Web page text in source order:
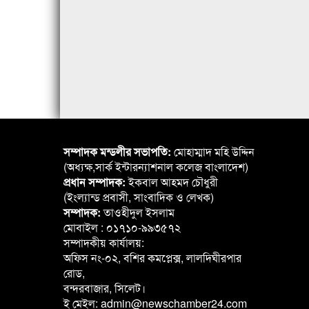
সম্পাদক মন্ডলীর সভাপতি: মোহাম্মাদ মহি উদ্দিন
(অধ্যক্ষ,সার্ক ইন্টারন্যাশনাল কলেজ বাংলাদেশ)
প্রধান সম্পাদক:ইকবাল আহমদ চৌধুরী
(ইংল্যান্ড প্রবাসী, সাংবাদিক ও লেখক)
সম্পাদক:তাওহীদুল ইসলাম
মোবাইল : ০১৭১০-৯৯৩৫৭২
সম্পাদকীয় কার্যালয়:
অফিস নং-০২, বশির কমপ্লেক্স, লালদিঘীরপার
রোড,
বন্দরবাজার, সিলেট।
ই মেইল: admin@newschamber24.com